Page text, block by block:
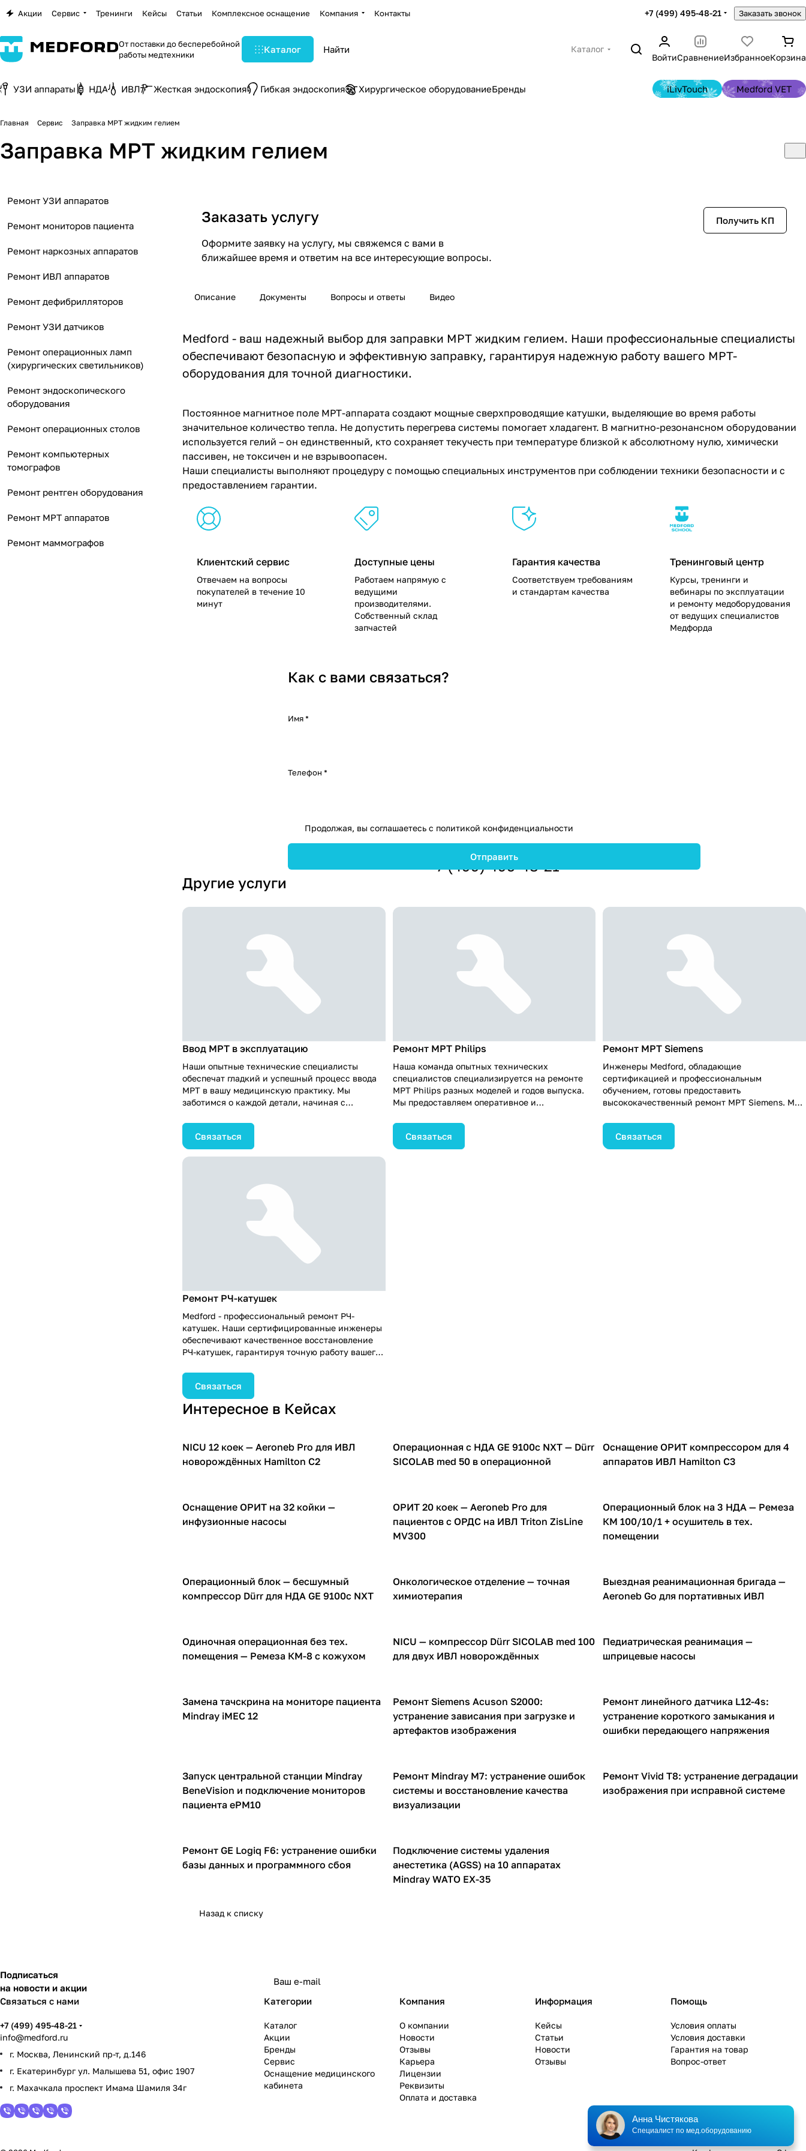
Акции Сервис Тренинги Кейсы Статьи Комплексное оснащение Компания Контакты +7 (499) 495-48-21 Заказать звонок
От поставки до бесперебойной
работы медтехники
Каталог
Каталог
ВойтиСравнениеИзбранноеКорзина
УЗИ аппараты НДА ИВЛ Жесткая эндоскопия Гибкая эндоскопия Хирургическое оборудованиеБренды iLivTouch Medford VET
Главная Сервис Заправка МРТ жидким гелием
Заправка МРТ жидким гелием
Заказать услугу
Оформите заявку на услугу, мы свяжемся с вами в
ближайшее время и ответим на все интересующие вопросы.
Получить КП
Описание Документы Вопросы и ответы Видео
Medford - ваш надежный выбор для заправки МРТ жидким гелием. Наши профессиональные специалисты
обеспечивают безопасную и эффективную заправку, гарантируя надежную работу вашего МРТ-
оборудования для точной диагностики.
Постоянное магнитное поле МРТ-аппарата создают мощные сверхпроводящие катушки, выделяющие во время работы
значительное количество тепла. Не допустить перегрева системы помогает хладагент. В магнитно-резонансном оборудовании
используется гелий – он единственный, кто сохраняет текучесть при температуре близкой к абсолютному нулю, химически
пассивен, не токсичен и не взрывоопасен.
Наши специалисты выполняют процедуру с помощью специальных инструментов при соблюдении техники безопасности и с
предоставлением гарантии.
Клиентский сервис
Отвечаем на вопросы
покупателей в течение 10
минут
Доступные цены
Работаем напрямую с
ведущими
производителями.
Собственный склад
запчастей
Гарантия качества
Соответствуем требованиям
и стандартам качества
Тренинговый центр
Курсы, тренинги и
вебинары по эксплуатации
и ремонту медоборудования
от ведущих специалистов
Медфорда
Как с вами связаться?
Имя *
Телефон *
Продолжая, вы соглашаетесь с политикой конфиденциальности
+7 (499) 495-48-21
Другие услуги
Ввод МРТ в эксплуатацию
Наши опытные технические специалисты
обеспечат гладкий и успешный процесс ввода
МРТ в вашу медицинскую практику. Мы
заботимся о каждой детали, начиная с
обучением вашего медицинского персонала.
Мы придерживаемся высших стандартов
качества и безопасности, чтобы убедиться, что
ваше МРТ-оборудование работает на пике
диагностику. Доверьтесь Medford для
успешного внедрения МРТ и повышения
качества медицинской помощи, которую вы
предоставляете вашим пациентам.
Связаться
Ремонт МРТ Philips
Наша команда опытных технических
специалистов специализируется на ремонте
МРТ Philips разных моделей и годов выпуска.
Мы предоставляем оперативное и
устранить неполадки и минимизировать
простои в работе вашего оборудования. Кроме
ремонта, мы также предоставляем регулярное
Связаться
Ремонт МРТ Siemens
Инженеры Medford, обладающие
сертификацией и профессиональным
обучением, готовы предоставить
высококачественный ремонт МРТ Siemens. Мы
оборудования и выезжаем к вам для
оперативного обслуживания.
Связаться
Ремонт РЧ-катушек
Medford - профессиональный ремонт РЧ-
катушек. Наши сертифицированные инженеры
обеспечивают качественное восстановление
РЧ-катушек, гарантируя точную работу вашего
Связаться
Интересное в Кейсах
Компрессоры для ИВЛ аппаратов
NICU 12 коек — Aeroneb Pro для ИВЛ
новорождённых Hamilton C2
Компрессоры для ИВЛ аппаратов
Операционная с НДА GE 9100c NXT — Dürr
SICOLAB med 50 в операционной
Компрессоры для ИВЛ аппаратов
Оснащение ОРИТ компрессором для 4
аппаратов ИВЛ Hamilton C3
Инфузионные насосы
Оснащение ОРИТ на 32 койки —
инфузионные насосы
Компрессоры для ИВЛ аппаратов
ОРИТ 20 коек — Aeroneb Pro для
пациентов с ОРДС на ИВЛ Triton ZisLine
MV300
Компрессоры для ИВЛ аппаратов
Операционный блок на 3 НДА — Ремеза
КМ 100/10/1 + осушитель в тех.
помещении
Компрессоры для ИВЛ аппаратов
Операционный блок — бесшумный
компрессор Dürr для НДА GE 9100c NXT
Инфузионные насосы
Онкологическое отделение — точная
химиотерапия
Небулайзеры для ИВЛ аппаратов
Выездная реанимационная бригада —
Aeroneb Go для портативных ИВЛ
Компрессоры для ИВЛ аппаратов
Одиночная операционная без тех.
помещения — Ремеза КМ-8 с кожухом
Компрессоры для ИВЛ аппаратов
NICU — компрессор Dürr SICOLAB med 100
для двух ИВЛ новорождённых
Инфузионные насосы
Педиатрическая реанимация —
шприцевые насосы
Мониторы пациента
Замена тачскрина на мониторе пациента
Mindray iMEC 12
УЗИ аппараты
Ремонт Siemens Acuson S2000:
устранение зависания при загрузке и
артефактов изображения
УЗИ датчики
Ремонт линейного датчика L12-4s:
устранение короткого замыкания и
ошибки передающего напряжения
Мониторы пациента
Запуск центральной станции Mindray
BeneVision и подключение мониторов
пациента ePM10
УЗИ аппараты
Ремонт Mindray M7: устранение ошибок
системы и восстановление качества
визуализации
УЗИ аппараты
Ремонт Vivid T8: устранение деградации
изображения при исправной системе
УЗИ аппараты
Ремонт GE Logiq F6: устранение ошибки
базы данных и программного сбоя
НДА
Подключение системы удаления
анестетика (AGSS) на 10 аппаратах
Mindray WATO EX-35
Назад к списку
Ремонт УЗИ аппаратов
Ремонт мониторов пациента
Ремонт наркозных аппаратов
Ремонт ИВЛ аппаратов
Ремонт дефибрилляторов
Ремонт УЗИ датчиков
Ремонт операционных ламп
(хирургических светильников)
Ремонт эндоскопического
оборудования
Ремонт операционных столов
Ремонт компьютерных
томографов
Ремонт рентген оборудования
Ремонт МРТ аппаратов
Ремонт маммографов
Подписаться
на новости и акции
Связаться с нами
+7 (499) 495-48-21
info@medford.ru
г. Москва, Ленинский пр-т, д.146
г. Екатеринбург ул. Малышева 51, офис 1907
г. Махачкала проспект Имама Шамиля 34г
Категории
Каталог
Акции
Бренды
Сервис
Оснащение медицинского
кабинета
Компания
О компании
Новости
Отзывы
Карьера
Лицензии
Реквизиты
Оплата и доставка
Информация
Кейсы
Статьи
Новости
Отзывы
Помощь
Условия оплаты
Условия доставки
Гарантия на товар
Вопрос-ответ
Анна Чистякова
Специалист по мед.оборудованию